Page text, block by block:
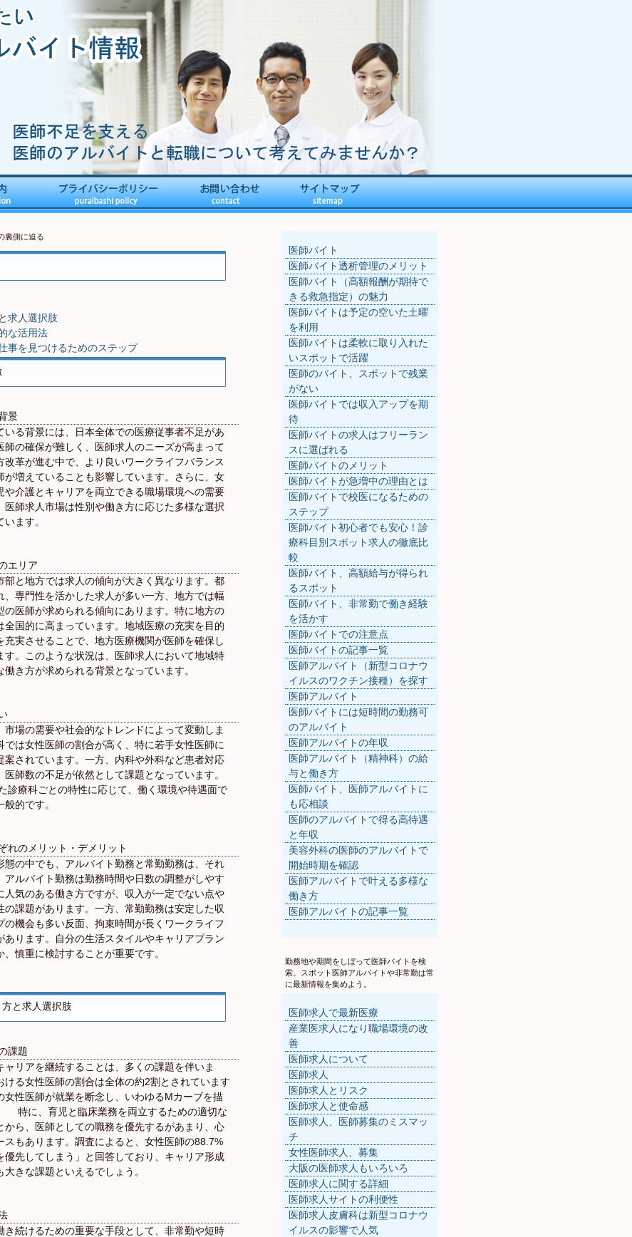
裏側に迫る
求人選択肢
な活用法
事を見つけるためのステップ
景
いる背景には、日本全体での医療従事者不足があ
師の確保が難しく、医師求人のニーズが高まって
改革が進む中で、より良いワークライフバランス
が増えていることも影響しています。さらに、女
や介護とキャリアを両立できる職場環境への需要
医師求人市場は性別や働き方に応じた多様な選択
ます。
エリア
部と地方では求人の傾向が大きく異なります。都
、専門性を活かした求人が多い一方、地方では幅
の医師が求められる傾向にあります。特に地方の
全国的に高まっています。地域医療の充実を目的
充実させることで、地方医療機関が医師を確保し
す。このような状況は、医師求人において地域特
き方が求められる背景となっています。
場の需要や社会的なトレンドによって変動しま
は女性医師の割合が高く、特に若手女性医師に
案されています。一方、内科や外科など患者対応
師数の不足が依然として課題となっています。
診療科ごとの特性に応じて、働く環境や待遇面で
的です。
れのメリット・デメリット
態の中でも、アルバイト勤務と常勤勤務は、それ
アルバイト勤務は勤務時間や日数の調整がしやす
人気のある働き方ですが、収入が一定でない点や
の課題があります。一方、常勤勤務は安定した収
の機会も多い反面、拘束時間が長くワークライフ
ります。自分の生活スタイルやキャリアプラン
慎重に検討することが重要です。
と求人選択肢
課題
リアを継続することは、多くの課題を伴いま
る女性医師の割合は全体の約2割とされています
女性医師が就業を断念し、いわゆるMカーブを描
特に、育児と臨床業務を両立するための適切な
から、医師としての職務を優先するがあまり、心
スもあります。調査によると、女性医師の88.7%
優先してしまう」と回答しており、キャリア形成
きな課題といえるでしょう。
き続けるための重要な手段として、非常勤や短時
医師バイト
医師バイト透析管理のメリット
医師バイト（高額報酬が期待で
きる救急指定）の魅力
医師バイトは予定の空いた土曜
を利用
医師バイトは柔軟に取り入れた
いスポットで活躍
医師のバイト、スポットで残業
がない
医師バイトでは収入アップを期
待
医師バイトの求人はフリーラン
スに選ばれる
医師バイトのメリット
医師バイトが急増中の理由とは
医師バイトで校医になるための
ステップ
医師バイト初心者でも安心！診
療科目別スポット求人の徹底比
較
医師バイト、高額給与が得られ
るスポット
医師バイト、非常勤で働き経験
を活かす
医師バイトでの注意点
医師バイトの記事一覧
医師アルバイト（新型コロナウ
イルスのワクチン接種）を探す
医師アルバイト
医師バイトには短時間の勤務可
のアルバイト
医師アルバイトの年収
医師アルバイト（精神科）の給
与と働き方
医師バイト、医師アルバイトに
も応相談
医師のアルバイトで得る高待遇
と年収
美容外科の医師のアルバイトで
開始時期を確認
医師アルバイトで叶える多様な
働き方
医師アルバイトの記事一覧
勤務地や期間をしぼって医師バイトを検
索。スポット医師アルバイトや非常勤は常
に最新情報を集めよう。
医師求人で最新医療
産業医求人になり職場環境の改
善
医師求人について
医師求人
医師求人とリスク
医師求人と使命感
医師求人、医師募集のミスマッ
チ
女性医師求人、募集
大阪の医師求人もいろいろ
医師求人に関する詳細
医師求人サイトの利便性
医師求人皮膚科は新型コロナウ
イルスの影響で人気